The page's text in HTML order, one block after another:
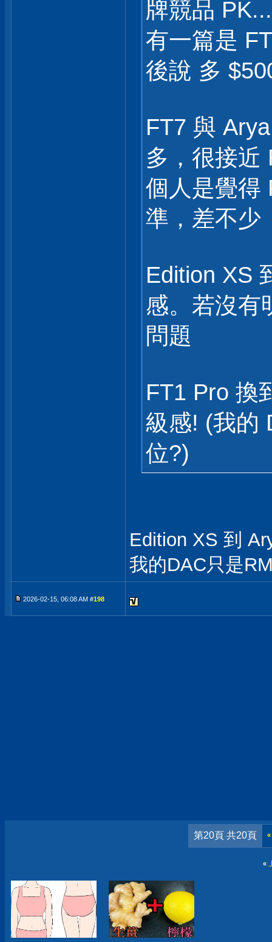
牌競品
有一篇是
後說 多
FT7 與
多，很接近
個人是覺得
準，差不少
Edition XS
感。若沒有
問題
FT1 Pro 換
級感! (我的
位?)
Edition XS 到
我的DAC只是
2026-02-15, 06:08 AM #198
第20頁 共20頁 «
«